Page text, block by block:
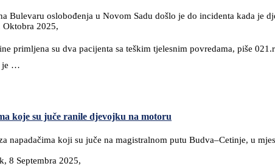
Bulevaru oslobođenja u Novom Sadu došlo je do incidenta kada je
Oktobra 2025,
primljena su dva pacijenta sa teškim tjelesnim povredama, piše
je …
koje su juče ranile djevojku na motoru
napadačima koji su juče na magistralnom putu Budva–Cetinje, u
8 Septembra 2025,